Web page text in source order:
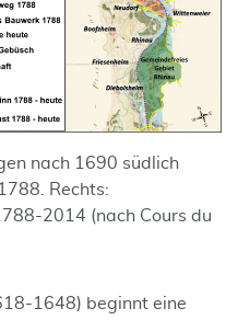
nach 1690 südlich
Rechts:
2014 (nach Cours du
1648) beginnt eine